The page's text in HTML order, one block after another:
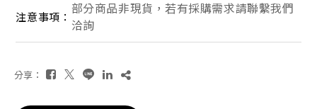
注意事項：
部分商品非現貨，若有採購需求請聯繫我們
洽詢
分享：
詢價車